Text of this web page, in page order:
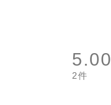
5.00
2件